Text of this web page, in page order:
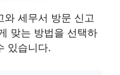
와 세무서 방문 신고
맞는 방법을 선택하
있습니다.